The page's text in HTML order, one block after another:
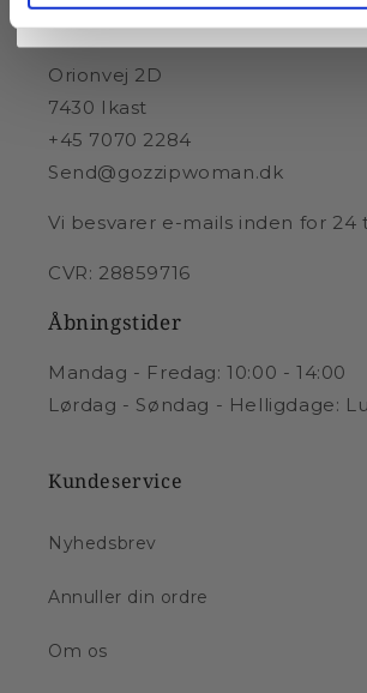
GOZZIP
Orionvej 2D
7430 Ikast
+45 7070 2284
Send@gozzipwoman.dk
Vi besvarer e-mails inden for 24
CVR: 28859716
Åbningstider
Mandag - Fredag: 10:00 - 14:00
Lørdag - Søndag - Helligdage:
Kundeservice
Nyhedsbrev
Annuller din ordre
Om os
Samtidig accepterer du voresprivatlivspolitik.